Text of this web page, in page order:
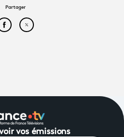
Partager
Partager cet article sur
Partager cet article sur
vos émissions